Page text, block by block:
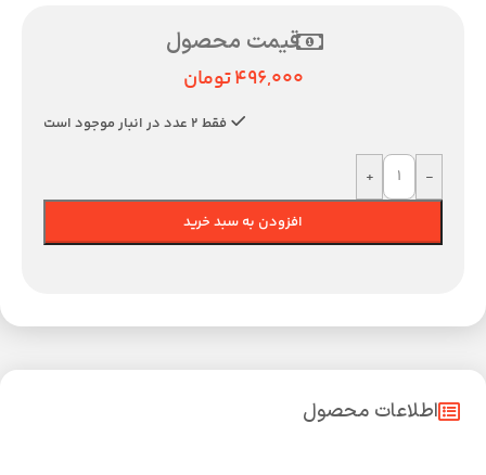
قیمت محصول
496,000تومان
فقط 2 عدد در انبار موجود است
-
+
افزودن به سبد خرید
اطلاعات محصول